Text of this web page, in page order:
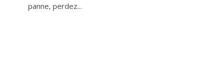
panne, perdez...